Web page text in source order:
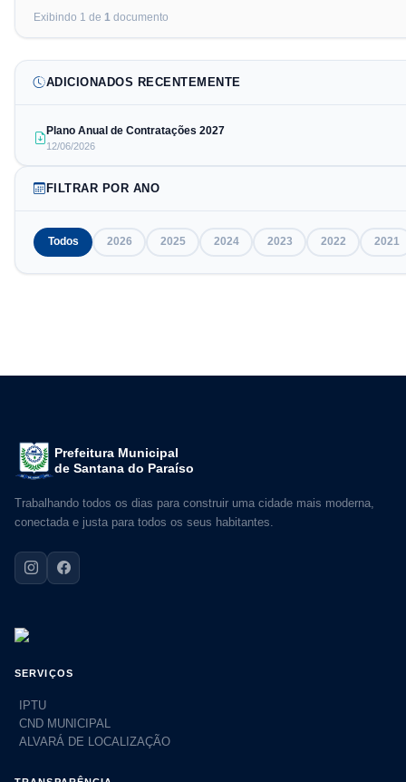
Exibindo 1 de 1 documento
ADICIONADOS RECENTEMENTE
Plano Anual de Contratações 2027
12/06/2026
FILTRAR POR ANO
Todos 2026 2025 2024 2023 2022 2021
Prefeitura Municipal
de Santana do Paraíso
Trabalhando todos os dias para construir uma cidade mais moderna,
conectada e justa para todos os seus habitantes.
SERVIÇOS
IPTU
CND MUNICIPAL
ALVARÁ DE LOCALIZAÇÃO